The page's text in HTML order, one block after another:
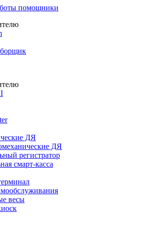
помощники
ДЯ
ДЯ
регистратор
смарт-касса
весы